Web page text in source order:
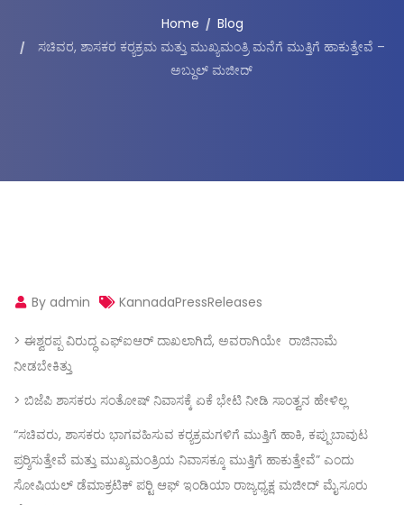
Home
Blog
ಸಚಿವರ, ಶಾಸಕರ ಕರ‍್ಯಕ್ರಮ ಮತ್ತು ಮುಖ್ಯಮಂತ್ರಿ ಮನೆಗೆ ಮುತ್ತಿಗೆ ಹಾಕುತ್ತೇವೆ –
ಅಬ್ದುಲ್ ಮಜೀದ್
By admin KannadaPressReleases
> ಈಶ್ವರಪ್ಪ ವಿರುದ್ಧ ಎಫ್‌ಐಆರ್ ದಾಖಲಾಗಿದೆ, ಅವರಾಗಿಯೇ ರಾಜಿನಾಮೆ
ನೀಡಬೇಕಿತ್ತು
> ಬಿಜೆಪಿ ಶಾಸಕರು ಸಂತೋಷ್ ನಿವಾಸಕ್ಕೆ ಏಕೆ ಭೇಟಿ ನೀಡಿ ಸಾಂತ್ವನ ಹೇಳಿಲ್ಲ
“ಸಚಿವರು, ಶಾಸಕರು ಭಾಗವಹಿಸುವ ಕರ‍್ಯಕ್ರಮಗಳಿಗೆ ಮುತ್ತಿಗೆ ಹಾಕಿ, ಕಪ್ಪುಬಾವುಟ
ಪ್ರರ‍್ಶಿಸುತ್ತೇವೆ ಮತ್ತು ಮುಖ್ಯಮಂತ್ರಿಯ ನಿವಾಸಕ್ಕೂ ಮುತ್ತಿಗೆ ಹಾಕುತ್ತೇವೆ” ಎಂದು
ಸೋಷಿಯಲ್ ಡೆಮಾಕ್ರಟಿಕ್ ಪರ‍್ಟಿ ಆಫ್ ಇಂಡಿಯಾ ರಾಜ್ಯಧ್ಯಕ್ಷ ಮಜೀದ್ ಮೈಸೂರು